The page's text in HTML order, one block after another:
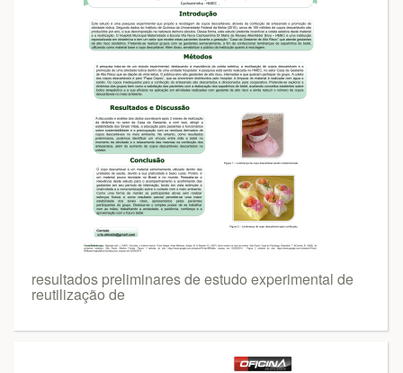
resultados preliminares de estudo experimental de
reutilização de